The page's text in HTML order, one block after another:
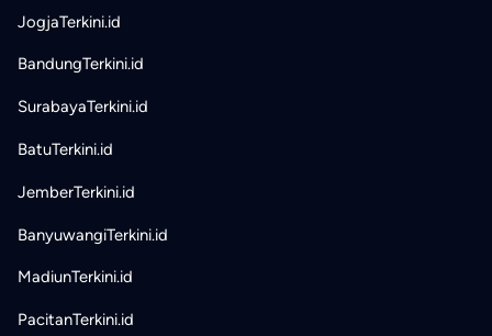
JogjaTerkini.id
BandungTerkini.id
SurabayaTerkini.id
BatuTerkini.id
JemberTerkini.id
BanyuwangiTerkini.id
MadiunTerkini.id
PacitanTerkini.id